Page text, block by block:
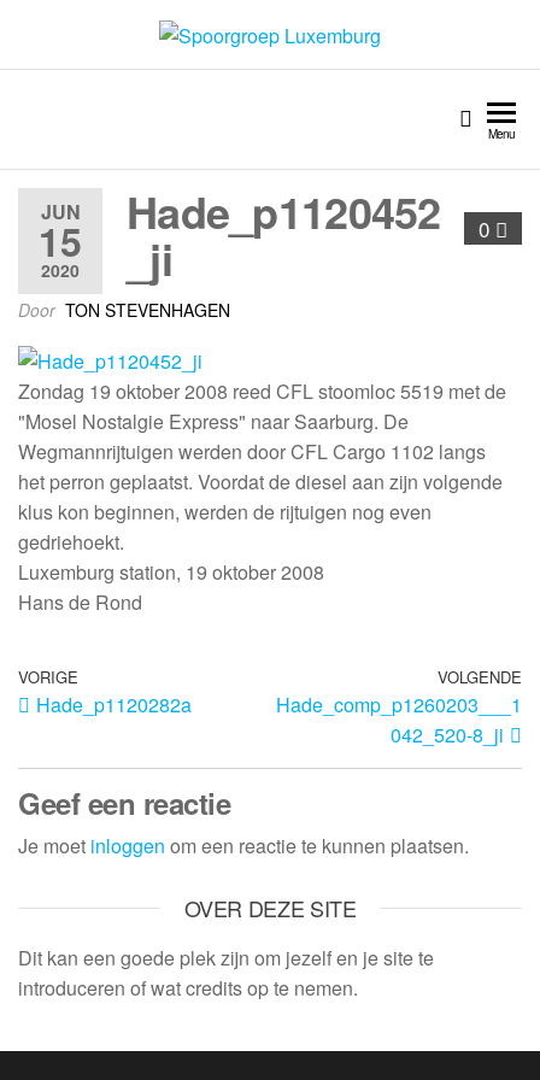
Spoorgroep Luxemburg
Menu
JUN
15
2020
0
Hade_p1120452
_ji
Door TON STEVENHAGEN
Zondag 19 oktober 2008 reed CFL stoomloc 5519 met de
"Mosel Nostalgie Express" naar Saarburg. De
Wegmannrijtuigen werden door CFL Cargo 1102 langs
het perron geplaatst. Voordat de diesel aan zijn volgende
klus kon beginnen, werden de rijtuigen nog even
gedriehoekt.
Luxemburg station, 19 oktober 2008
Hans de Rond
VORIGE
Hade_p1120282a
VOLGENDE
Hade_comp_p1260203___1
042_520-8_ji
Geef een reactie
Je moet inloggen om een reactie te kunnen plaatsen.
OVER DEZE SITE
Dit kan een goede plek zijn om jezelf en je site te
introduceren of wat credits op te nemen.